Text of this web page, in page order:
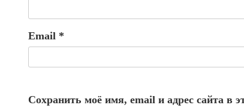
Email *
Сохранить моё имя, email и адрес сайта в